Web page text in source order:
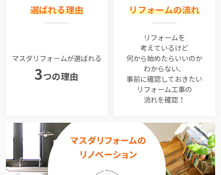
選ばれる理由
マスダリフォームが選ばれる
3つの理由
リフォームの流れ
リフォームを
考えているけど
何から始めたらいいのか
わからない、
事前に確認しておきたい
リフォーム工事の
流れを確認！